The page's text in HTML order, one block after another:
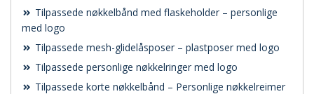
Tilpassede nøkkelbånd med flaskeholder – personlige
med logo
Tilpassede mesh-glidelåsposer – plastposer med logo
Tilpassede personlige nøkkelringer med logo
Tilpassede korte nøkkelbånd – Personlige nøkkelreimer